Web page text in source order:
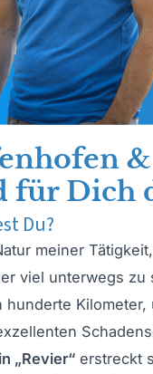
&
für Dich
Du?
meiner
viel unterwegs zu
hunderte Kilometer,
„Revier“ erstreckt